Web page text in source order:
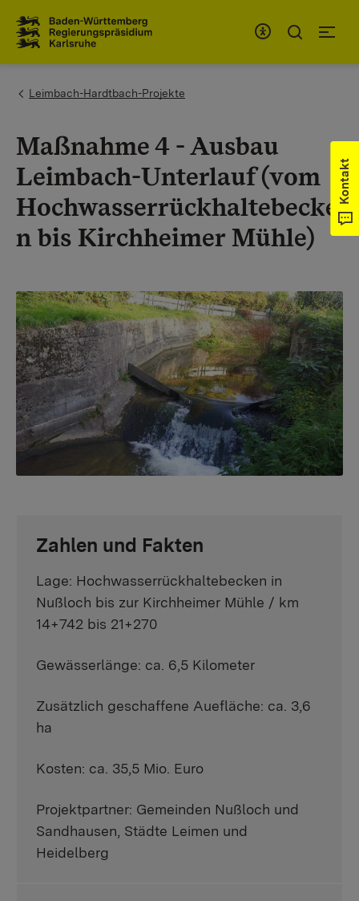
You are here:
Leimbach-Hardtbach-Projekte
Maßnahme 4 - Ausbau
Leimbach-Unterlauf (vom
Hochwasserrückhaltebecke
n bis Kirchheimer Mühle)
Zahlen und Fakten
Lage: Hochwasserrückhaltebecken in
Nußloch bis zur Kirchheimer Mühle / km
14+742 bis 21+270
Gewässerlänge: ca. 6,5 Kilometer
Zusätzlich geschaffene Auefläche: ca. 3,6
ha
Kosten: ca. 35,5 Mio. Euro
Projektpartner: Gemeinden Nußloch und
Sandhausen, Städte Leimen und
Heidelberg
Kontakt